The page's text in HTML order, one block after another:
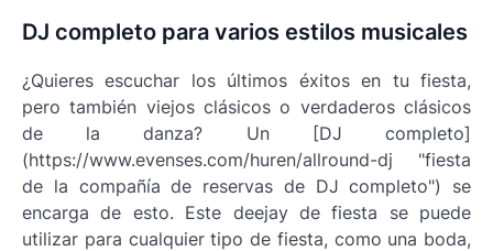
DJ completo para varios estilos musicales
¿Quieres escuchar los últimos éxitos en tu fiesta,
pero también viejos clásicos o verdaderos clásicos
de la danza? Un [DJ completo]
(https://www.evenses.com/huren/allround-dj "fiesta
de la compañía de reservas de DJ completo") se
encarga de esto. Este deejay de fiesta se puede
utilizar para cualquier tipo de fiesta, como una boda,